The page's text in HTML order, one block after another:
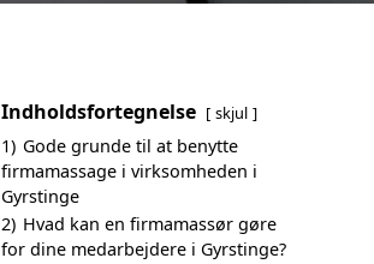
Indholdsfortegnelse skjul
1) Gode grunde til at benytte
firmamassage i virksomheden i
Gyrstinge
2) Hvad kan en firmamassør gøre
for dine medarbejdere i Gyrstinge?